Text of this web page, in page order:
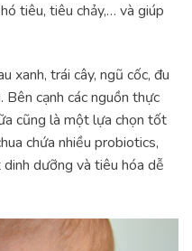
tiêu, tiêu chảy,… và giúp
xanh, trái cây, ngũ cốc, đu
Bên cạnh các nguồn thực
cũng là một lựa chọn tốt
chứa nhiều probiotics,
dưỡng và tiêu hóa dễ